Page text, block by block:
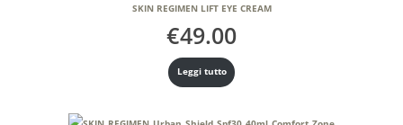
SKIN REGIMEN LIFT EYE CREAM
€49.00
Leggi tutto